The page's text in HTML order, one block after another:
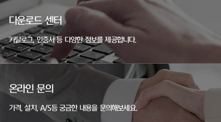
다운로드 센터
카탈로그, 인증서 등 다양한 정보를 제공합니다.
온라인 문의
가격, 설치, A/S등 궁금한 내용을 문의해보세요.